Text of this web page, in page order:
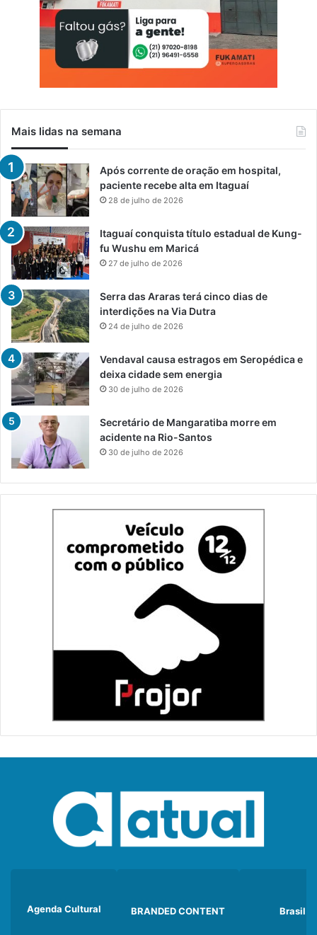
Mais lidas na semana
Após corrente de oração em hospital,
paciente recebe alta em Itaguaí
28 de julho de 2026
Itaguaí conquista título estadual de Kung-
fu Wushu em Maricá
27 de julho de 2026
Serra das Araras terá cinco dias de
interdições na Via Dutra
24 de julho de 2026
Vendaval causa estragos em Seropédica e
deixa cidade sem energia
30 de julho de 2026
Secretário de Mangaratiba morre em
acidente na Rio-Santos
30 de julho de 2026
Agenda Cultural BRANDED CONTENT Brasil